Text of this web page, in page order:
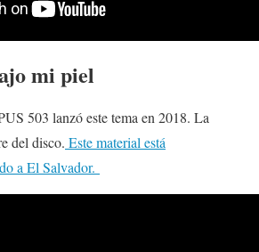
mi piel
503 lanzó este tema en 2018. La
del disco. Este material está
a El Salvador.